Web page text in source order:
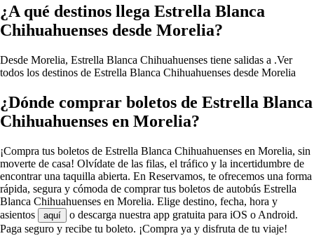
¿A qué destinos llega Estrella Blanca
Chihuahuenses desde Morelia?
Desde Morelia, Estrella Blanca Chihuahuenses tiene salidas a .Ver
todos los destinos de Estrella Blanca Chihuahuenses desde Morelia
¿Dónde comprar boletos de Estrella Blanca
Chihuahuenses en Morelia?
¡Compra tus boletos de Estrella Blanca Chihuahuenses en Morelia, sin
moverte de casa! Olvídate de las filas, el tráfico y la incertidumbre de
encontrar una taquilla abierta. En Reservamos, te ofrecemos una forma
rápida, segura y cómoda de comprar tus boletos de autobús Estrella
Blanca Chihuahuenses en Morelia. Elige destino, fecha, hora y
asientos
aquí
o descarga nuestra app gratuita para iOS o Android.
Paga seguro y recibe tu boleto. ¡Compra ya y disfruta de tu viaje!